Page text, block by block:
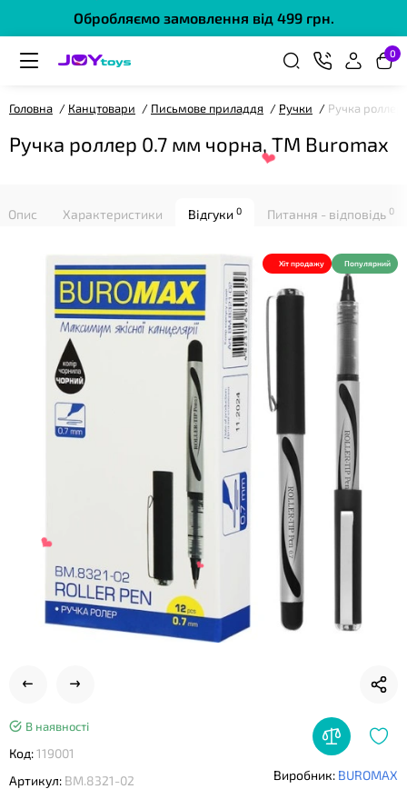
Обробляємо замовлення від 499 грн.
0
Головна Канцтовари Письмове приладдя Ручки Ручка
Ручка роллер 0.7 мм чорна, ТМ Buromax
Опис Характеристики Відгуки 0 Питання - відповідь 0
Хіт продажу Популярний
В наявності
Код:119001
Артикул: BM.8321-02 Виробник: BUROMAX
❤
❤